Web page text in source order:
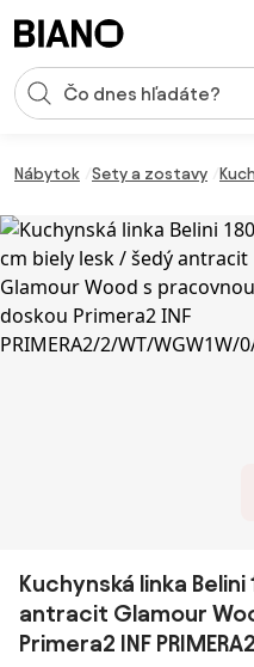
Vstup pre vyhľadávanie
Nábytok Sety a zostavy
Kuchynská linka
antracit Glamour
Primera2 INF